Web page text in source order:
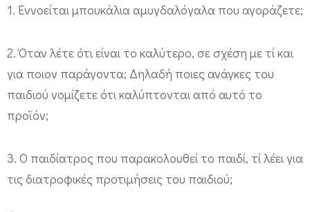
υ
δ
α
ό
γ
1. Εννοείται μπουκάλια αμυγδαλόγαλα που αγοράζετε;
2. Όταν λέτε ότι είναι το καλύτερο, σε σχέση με τί και
για ποιον παράγοντα; Δηλαδή ποιες ανάγκες του
παιδιού νομίζετε ότι καλύπτονται από αυτό το
προϊόν;
3. Ο παιδίατρος που παρακολουθεί το παιδί, τί λέει για
τις διατροφικές προτιμήσεις του παιδιού;